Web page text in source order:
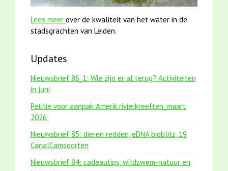
Lees meer over de kwaliteit van het water in de
stadsgrachten van Leiden.
Updates
Nieuwsbrief 86_1: Wie zijn er al terug? Activiteiten
in juni
Petitie voor aanpak Amerik.rivierkreeften_maart
2026
Nieuwsbrief 85: dieren redden, eDNA bioblitz, 19
CanalCamsoorten
Nieuwsbrief 84: cadeautips, wildzwem-natuur en